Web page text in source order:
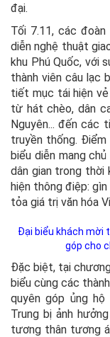
đại.
Tối 7.11, các
diễn nghệ thuật
khu Phú Quốc, với
thành viên câu lạc
tiết mục tái hiện
từ hát chèo, dân
Nguyên... đến các
truyền thống. Điểm
biểu diễn mang
dân gian trong thời
hiện thông điệp:
tỏa giá trị văn hóa
Đại biểu khách mời
góp cho
Đặc biệt, tại
biểu cùng các
quyên góp ủng
Trung bị ảnh
tương thân tương